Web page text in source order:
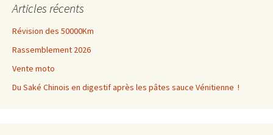
Articles récents
Révision des 50000Km
Rassemblement 2026
Vente moto
Du Saké Chinois en digestif après les pâtes sauce Vénitienne !